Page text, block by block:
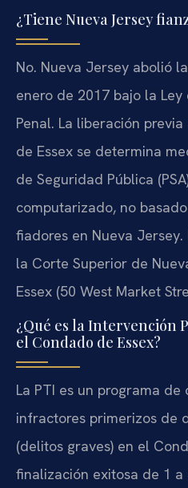
¿Tiene Nueva Jersey
No. Nueva Jersey abolió
enero de 2017 bajo la
Penal. La liberación
de Essex se determina
de Seguridad Pública
computarizado, no
fiadores en Nueva
la Corte Superior de
Essex (50 West Market
¿Qué es la Intervención
el Condado de Essex?
La PTI es un programa de
infractores primerizos de
(delitos graves) en el
finalización exitosa de 1 a